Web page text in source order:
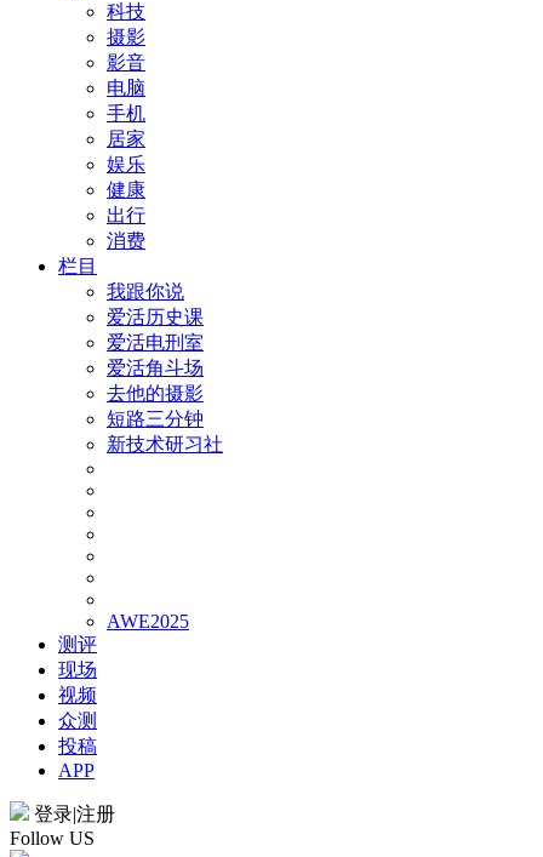
科技
摄影
影音
电脑
手机
居家
娱乐
健康
出行
消费
栏目
我跟你说
爱活历史课
爱活电刑室
爱活角斗场
去他的摄影
短路三分钟
新技术研习社
AWE2025
测评
现场
视频
众测
投稿
APP
登录|注册
Follow US